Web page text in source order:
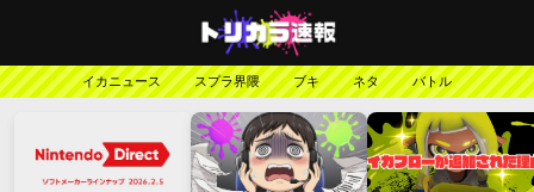
イカニュース スプラ界隈 ブキ ネタ バトル